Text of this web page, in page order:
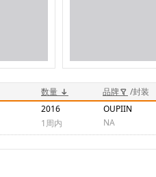
数量 品牌 /封装
2016
1周内
OUPIIN
NA